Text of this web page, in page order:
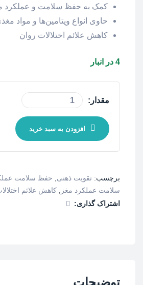
کمک به حفظ سلامت و عملکرد
حاوی انواع ویتامین‌ها و مواد
کاهش علائم اختلالات روان
4 در انبار
مقدار:
افزودن به سبد خرید
برچسب: تقویت ذهنی حفظ سلامت
سلامت عملکرد مغز
کاهش علائم
اشتراک گذاری: